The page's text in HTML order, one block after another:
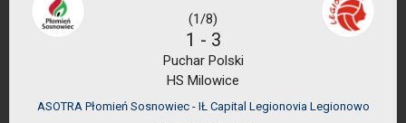
(1/8)
1 - 3
Puchar Polski
HS Milowice
ASOTRA Płomień Sosnowiec - IŁ Capital Legionovia Legionowo